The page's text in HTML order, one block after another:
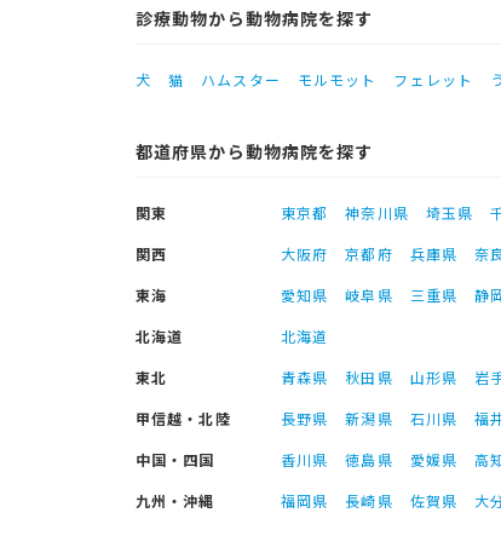
診療動物から動物病院を探す
犬 猫 ハムスター モルモット フェレット
都道府県から動物病院を探す
関東 東京都 神奈川県 埼玉県
関西
大阪府 京都府 兵庫県 奈
東海
愛知県 岐阜県 三重県
静
北海道
北海道
東北
青森県 秋田県 山形県 岩
甲信越・北陸
長野県 新潟県 石川県 福
中国・四国
香川県 徳島県 愛媛県 高
九州・沖縄
福岡県 長崎県 佐賀県 大